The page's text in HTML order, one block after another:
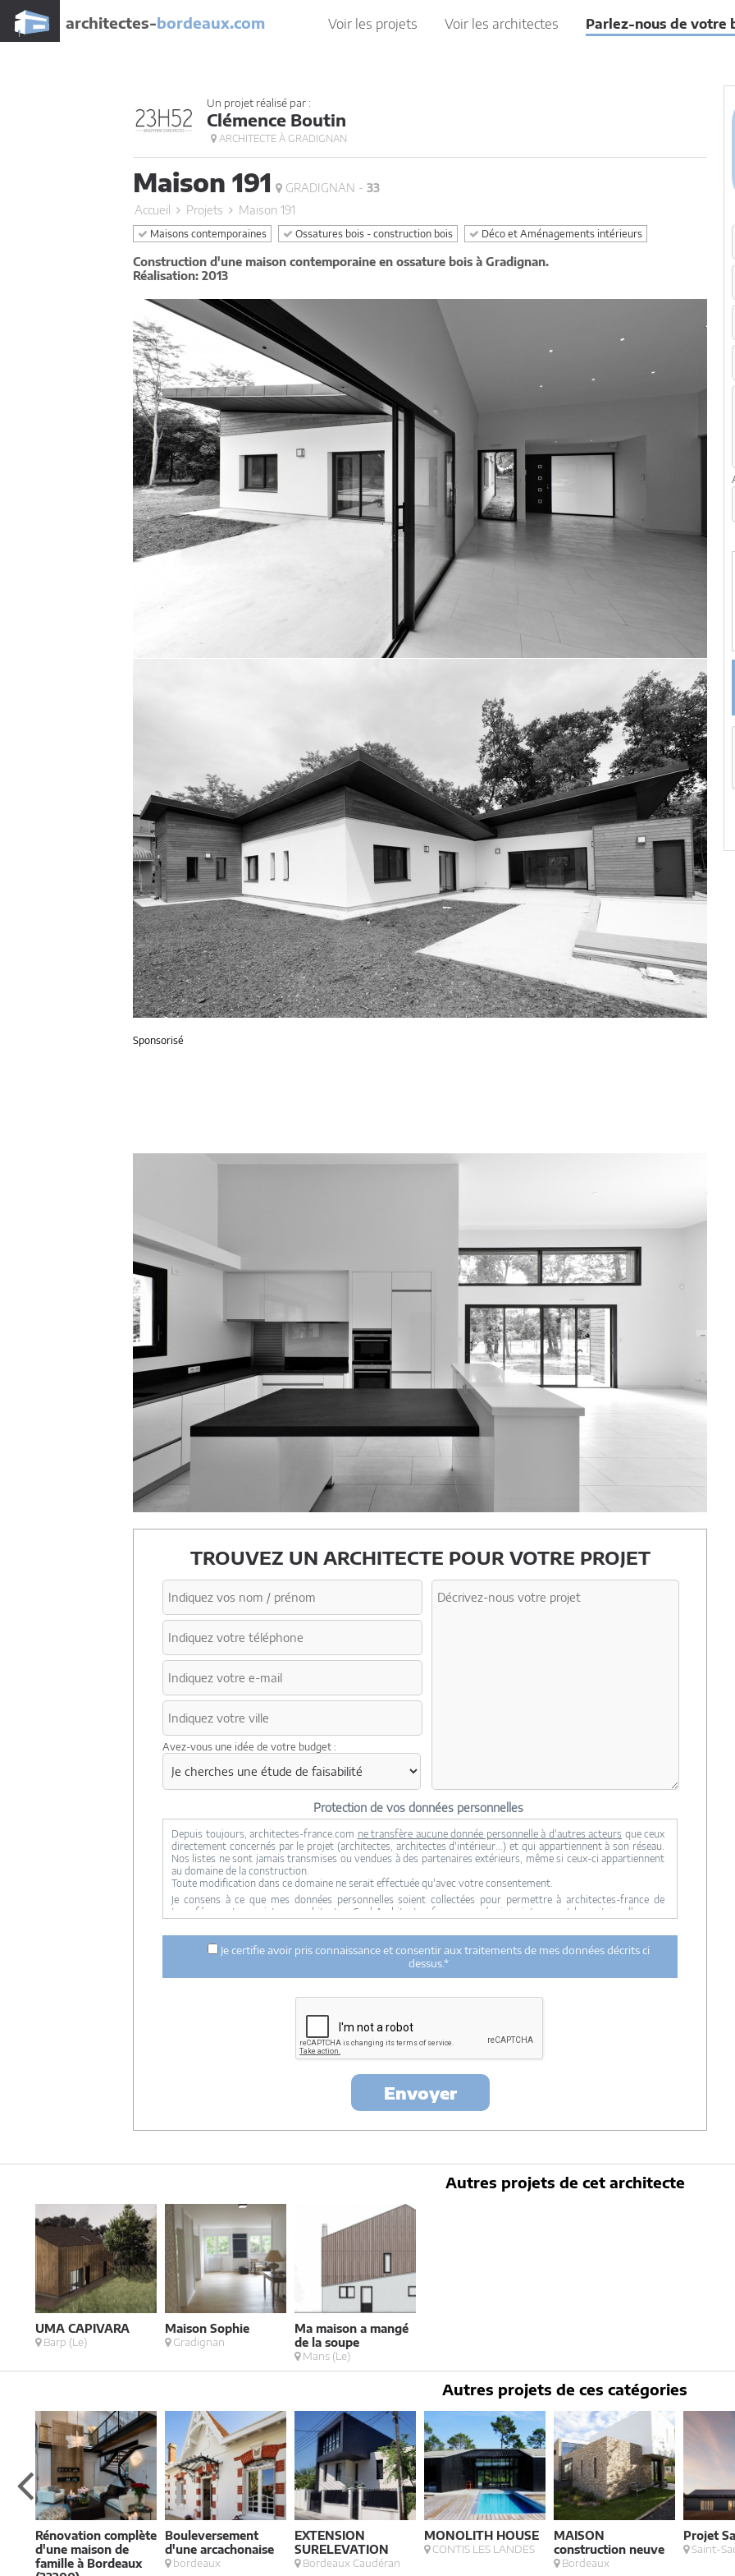
architectes-bordeaux.com Voir les projets Voir les architectes Parlez-nous de votre
Un projet réalisé par :
Clémence Boutin
ARCHITECTE À GRADIGNAN
Maison 191 GRADIGNAN - 33
Accueil
Projets Maison 191
Maisons contemporaines Ossatures bois - construction bois Déco et Aménagements intérieurs
Construction d'une maison contemporaine en ossature bois à Gradignan.
Réalisation: 2013
Sponsorisé
TROUVEZ UN ARCHITECTE POUR VOTRE PROJET
Avez-vous une idée de votre budget :
Protection de vos données personnelles
Depuis toujours, architectes-france.com ne transfère aucune donnée personnelle à d'autres acteurs que ceux
directement concernés par le projet (architectes, architectes d'intérieur...) et qui appartiennent à son réseau.
Nos listes ne sont jamais transmises ou vendues à des partenaires extérieurs, même si ceux-ci appartiennent
au domaine de la construction.
Toute modification dans ce domaine ne serait effectuée qu'avec votre consentement.
Je consens à ce que mes données personnelles soient collectées pour permettre à architectes-france de
transférer votre projet aux architectes. Seul Architectes-france, ses équipes internes et la maitrise d'oeuvre
ci dessus n'est réalisée.
Mes données téléphoniques seront uniquement utilisées par Architectes-france.com et les architectes de
notre réseau dans le cadre de la qualification et du suivi de mon projet.
Les données sont conservées pendant une durée de 18 mois courant à partir des derniers contacts effectifs
entre architectes-france et vous ou architectes-france et un membre de la maitrise d'oeuvre en rapport avec
loi « informatique et libertés », vous pouvez exercer votre droit d'accès aux données vous
concernant et les faire rectifier en contactant : Architectes-france, 23 avenue du Mirail - parc du Mirail - 33370
Artigues-près Bordeaux. Tél. 05.47.74.51.01 -contact@architectes-france.com
Je certifie avoir pris connaissance et consentir aux traitements de mes données décrits ci
dessus.*
Envoyer
Autres projets de cet architecte
UMA CAPIVARA
Barp (Le)
Maison Sophie
Gradignan
Ma maison a mangé
de la soupe
Mans (Le)
Autres projets de ces catégories
Rénovation complète
d'une maison de
famille à Bordeaux
Bouleversement
d'une arcachonaise
bordeaux
EXTENSION
SURELEVATION
Bordeaux Caudéran
MONOLITH HOUSE
CONTIS LES LANDES
MAISON
construction neuve
Bordeaux
Projet
Saint-